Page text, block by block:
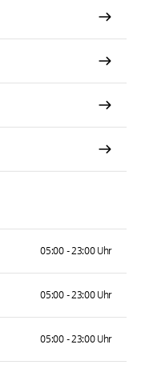
05:00 - 23:00 Uhr
05:00 - 23:00 Uhr
05:00 - 23:00 Uhr